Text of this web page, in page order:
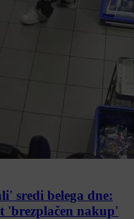
sredi belega dne:
'brezplačen nakup'